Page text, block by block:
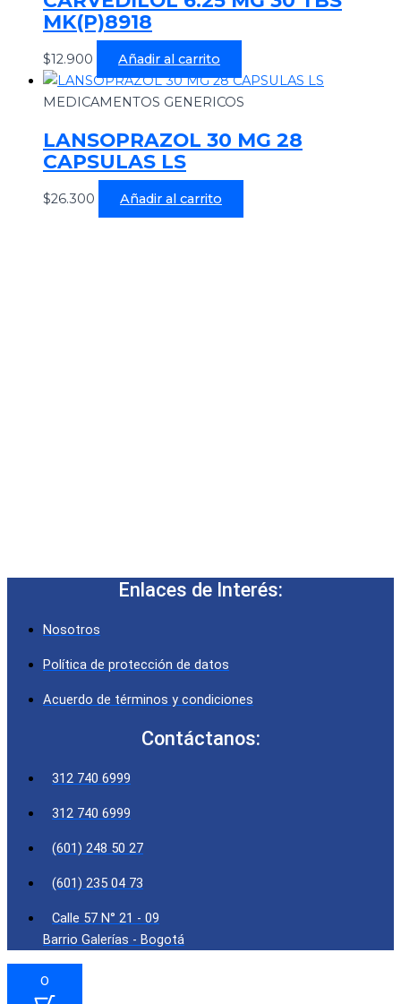
MK(P)8918
$12.900 Añadir al carrito
MEDICAMENTOS GENERICOS
LANSOPRAZOL 30 MG 28
CAPSULAS LS
$26.300 Añadir al carrito
Enlaces de Interés:
Nosotros
Política de protección de datos
Acuerdo de términos y condiciones
Contáctanos:
312 740 6999
312 740 6999
(601) 248 50 27
(601) 235 04 73
Calle 57 N° 21 - 09
Barrio Galerías - Bogotá
0